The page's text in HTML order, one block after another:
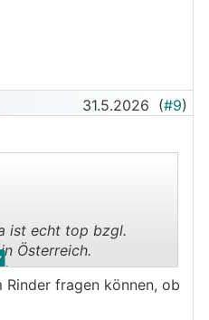
31.5.2026 (#9)
.
ist echt top bzgl.
Österreich.
und bekomme
bzw. um ein paar euro
fragen können, ob